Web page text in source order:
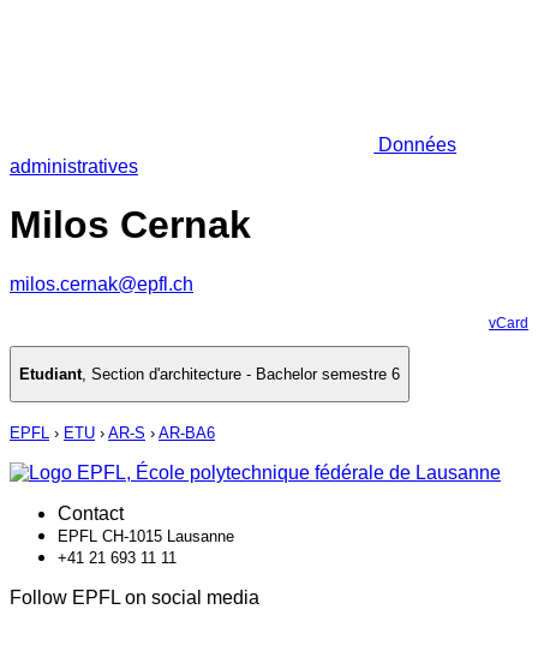
Données
administratives
Milos Cernak
milos.cernak@epfl.ch
vCard
Etudiant, Section d'architecture - Bachelor semestre 6
EPFL › ETU › AR-S › AR-BA6
Contact
EPFL CH-1015 Lausanne
+41 21 693 11 11
Follow EPFL on social media